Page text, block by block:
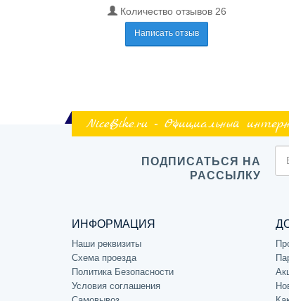
Количество отзывов 26
Написать отзыв
NiceBike.ru - Официальный
ПОДПИСАТЬСЯ НА
РАССЫЛКУ
ИНФОРМАЦИЯ
Наши реквизиты
Схема проезда
Политика Безопасности
Условия соглашения